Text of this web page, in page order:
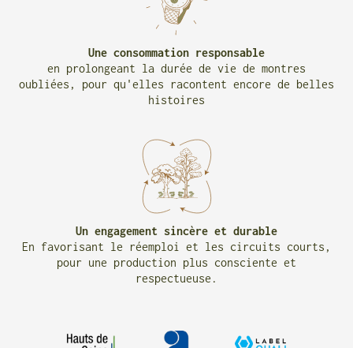
Une consommation responsable
en prolongeant la durée de vie de montres
oubliées, pour qu'elles racontent encore de belles
histoires
Un engagement sincère et durable
En favorisant le réemploi et les circuits courts,
pour une production plus consciente et
respectueuse.